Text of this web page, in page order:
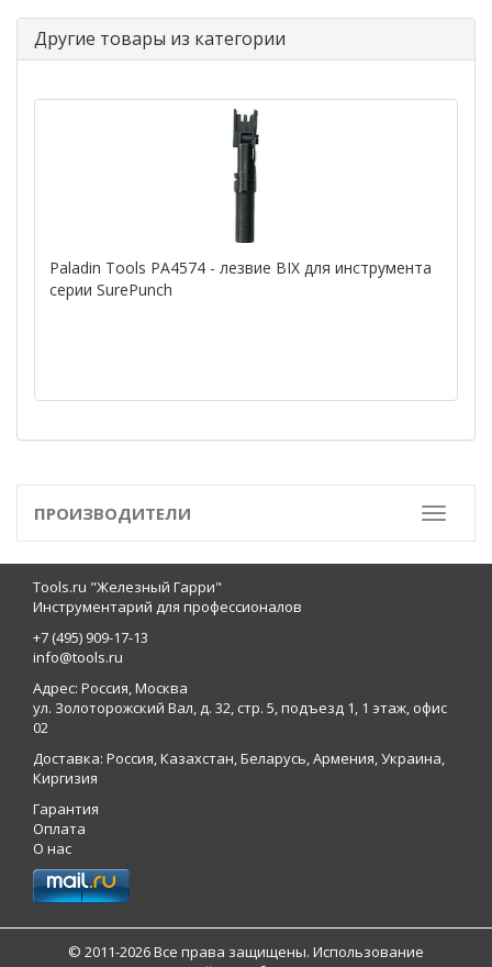
Другие товары из категории
Paladin Tools PA4574 - лезвие BIX для инструмента
серии SurePunch
Toggle
ПРОИЗВОДИТЕЛИ
Tools.ru "Железный Гарри"
Инструментарий для профессионалов
+7 (495) 909-17-13
info@tools.ru
Адрес: Россия, Москва
ул. Золоторожский Вал, д. 32, стр. 5, подъезд 1, 1 этаж, офис
02
Доставка: Россия, Казахстан, Беларусь, Армения, Украина,
Киргизия
Гарантия
Оплата
О нас
© 2011-2026 Все права защищены. Использование